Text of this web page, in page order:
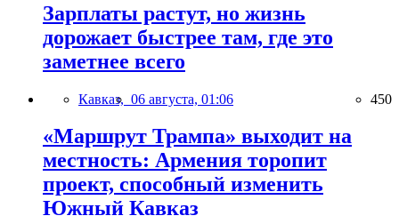
Зарплаты растут, но жизнь
дорожает быстрее там, где это
заметнее всего
Кавказ, 06 августа, 01:06 450
«Маршрут Трампа» выходит на
местность: Армения торопит
проект, способный изменить
Южный Кавказ